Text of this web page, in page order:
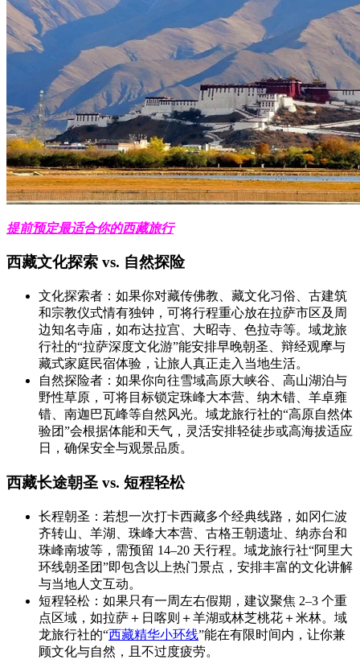
提前预定最适合你的西藏旅行
西藏文化探索 vs. 自然探险
文化探索者：如果你对藏传佛教、藏文化习俗、古建筑
和宗教仪式情有独钟，可将行程重心放在拉萨市区及周
边知名寺庙，如布达拉宫、大昭寺、色拉寺等。域龙旅
行社的“拉萨深度文化游”能安排早晚朝圣、辩经观摩与
藏式家庭民宿体验，让旅人真正走入当地生活。
自然探险者：如果你向往雪域高原大峡谷、高山湖泊与
野性草原，可将目标锁定珠峰大本营、纳木错、羊卓雍
错、南迦巴瓦峰等自然风光。域龙旅行社的“高原自然体
验团”会根据体能和天气，灵活安排轻徒步或高海拔适应
日，确保安全与观景品质。
西藏长途朝圣 vs. 短程轻松
长程朝圣：若想一次打卡西藏多个经典线路，如冈仁波
齐转山、羊湖、珠峰大本营、古格王朝遗址、纳赤台和
珠峰南坡等，需预留 14–20 天行程。域龙旅行社“阿里大
环线朝圣团”即包含以上热门景点，安排丰富的文化讲解
与当地人文互动。
短程轻松：如果只有一周左右假期，建议聚焦 2–3 个重
点区域，如拉萨＋日喀则＋羊湖或林芝桃花＋米林。域
龙旅行社的“西藏精华小环线”能在有限时间内，让你兼
顾文化与自然，且不过度疲劳。